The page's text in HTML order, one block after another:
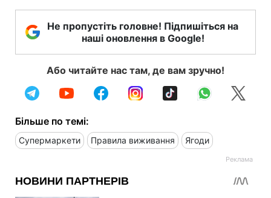
Не пропустіть головне! Підпишіться на
наші оновлення в Google!
Або читайте нас там, де вам зручно!
Більше по темі:
Супермаркети Правила виживання Ягоди